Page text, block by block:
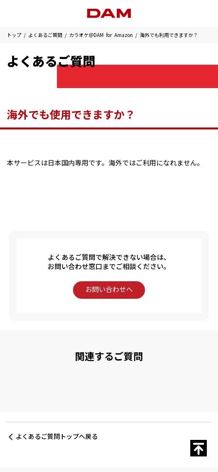
トップ よくあるご質問 カラオケ＠DAM for Amazon 海外でも利用できますか？
よくあるご質問
海外でも使用できますか？
本サービスは日本国内専用です。海外ではご利用になれません。
よくあるご質問トップへ戻る
よくあるご質問で解決できない場合は、
お問い合わせ窓口までご相談ください。
お問い合わせへ
関連するご質問